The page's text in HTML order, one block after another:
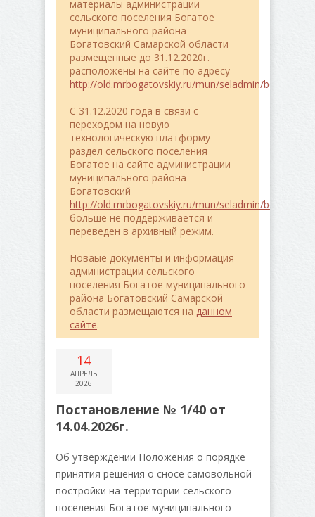
материалы администрации
сельского поселения Богатое
муниципального района
Богатовский Самарской области
размещенные до 31.12.2020г.
расположены на сайте по адресу
http://old.mrbogatovskiy.ru/mun/seladmin/bogatoe/
C 31.12.2020 года в связи с
переходом на новую
технологическую платформу
раздел сельского поселения
Богатое на сайте администрации
муниципального района
Богатовский
http://old.mrbogatovskiy.ru/mun/seladmin/bogatoe/
больше не поддерживается и
переведен в архивный режим.
Новаые документы и информация
администрации сельского
поселения Богатое муниципального
района Богатовский Самарской
области размещаются на данном
сайте.
14
АПРЕЛЬ
2026
Постановление № 1/40 от
14.04.2026г.
Об утверждении Положения о порядке
принятия решения о сносе самовольной
постройки на территории сельского
поселения Богатое муниципального